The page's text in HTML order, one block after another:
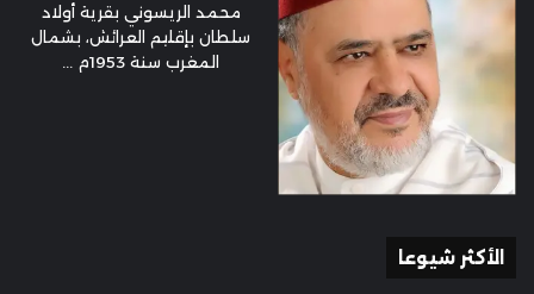
محمد الريسوني بقرية أولاد
سلطان بإقليم العرائش، بشمال
المغرب سنة 1953م ...
الأكثر شيوعا